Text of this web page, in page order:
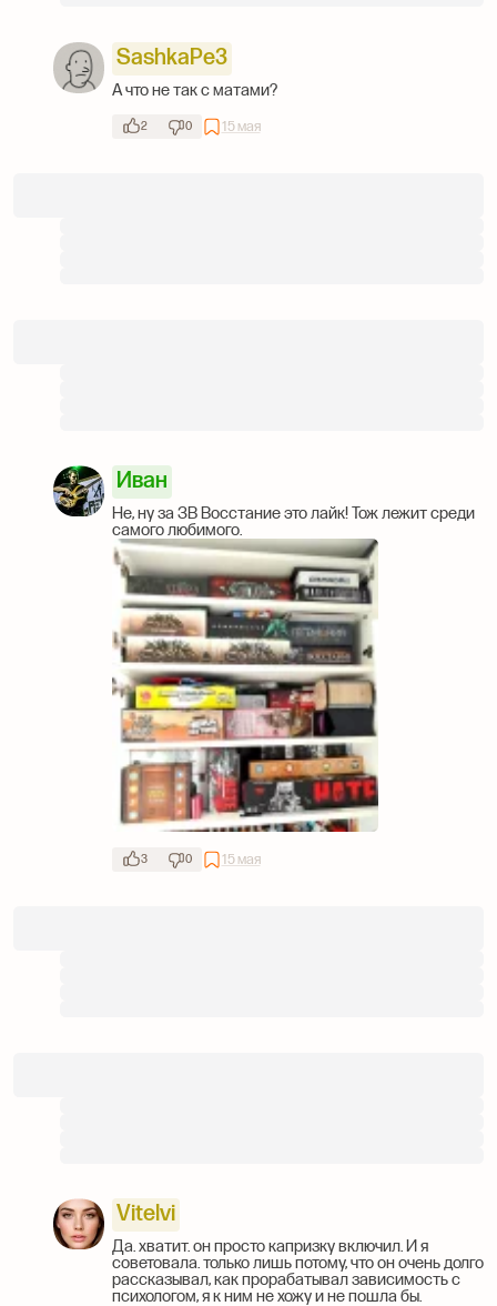
SashkaPe3
А что не так с матами?
2 0 15 мая
Иван
Не, ну за ЗВ Восстание это лайк! Тож лежит среди
самого любимого.
3 0 15 мая
Vitelvi
Да. хватит. он просто капризку включил. И я
советовала. только лишь потому, что он очень долго
рассказывал, как прорабатывал зависимость с
психологом, я к ним не хожу и не пошла бы.